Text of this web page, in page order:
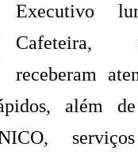
Executivo
Cafeteira,
receberam
além